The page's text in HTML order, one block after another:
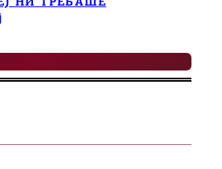
НИ ТРЕБАШЕ